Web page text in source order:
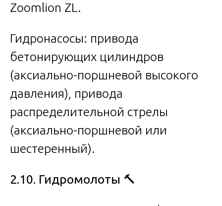
Zoomlion ZL.
Гидронасосы: привода
бетонирующих цилиндров
(аксиально-поршневой высокого
давления), привода
распределительной стрелы
(аксиально-поршневой или
шестеренный).
2.10. Гидромолоты 🔨